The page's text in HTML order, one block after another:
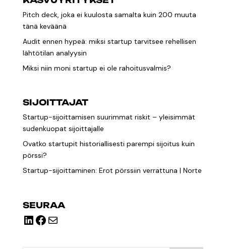
Pitch deck, joka ei kuulosta samalta kuin 200 muuta
tänä keväänä
Audit ennen hypeä: miksi startup tarvitsee rehellisen
lähtötilan analyysin
Miksi niin moni startup ei ole rahoitusvalmis?
SIJOITTAJAT
Startup-sijoittamisen suurimmat riskit – yleisimmät
sudenkuopat sijoittajalle
Ovatko startupit historiallisesti parempi sijoitus kuin
pörssi?
Startup-sijoittaminen: Erot pörssiin verrattuna | Norte
SEURAA
LinkedIn
Facebook
Mail